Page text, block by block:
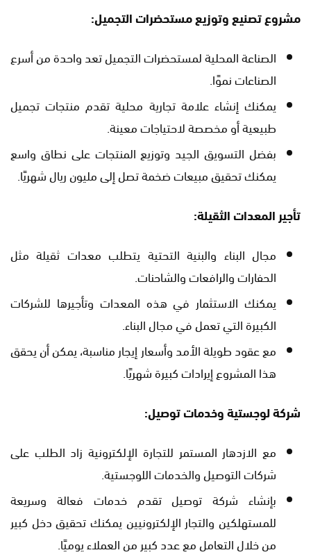
مشروع تصنيع وتوزيع مستحضرات التجميل:
الصناعة المحلية لمستحضرات التجميل تعد واحدة من أسرع
الصناعات نموًا.
يمكنك إنشاء علامة تجارية محلية تقدم منتجات تجميل
طبيعية أو مخصصة لاحتياجات معينة.
بفضل التسويق الجيد وتوزيع المنتجات على نطاق واسع
يمكنك تحقيق مبيعات ضخمة تصل إلى مليون ريال شهريًا.
تأجير المعدات الثقيلة:
مجال البناء والبنية التحتية يتطلب معدات ثقيلة مثل
الحفارات والرافعات والشاحنات.
يمكنك الاستثمار في هذه المعدات وتأجيرها للشركات
الكبيرة التي تعمل في مجال البناء.
مع عقود طويلة الأمد وأسعار إيجار مناسبة، يمكن أن يحقق
هذا المشروع إيرادات كبيرة شهريًا.
شركة لوجستية وخدمات توصيل:
مع الازدهار المستمر للتجارة الإلكترونية زاد الطلب على
شركات التوصيل والخدمات اللوجستية.
بإنشاء شركة توصيل تقدم خدمات فعالة وسريعة
للمستهلكين والتجار الإلكترونيين يمكنك تحقيق دخل كبير
من خلال التعامل مع عدد كبير من العملاء يوميًا.